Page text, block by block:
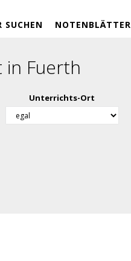
SUCHEN NOTENBLÄTTER
in Fuerth
Unterrichts-Ort